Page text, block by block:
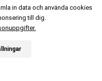
in data och använda cookies
till dig.